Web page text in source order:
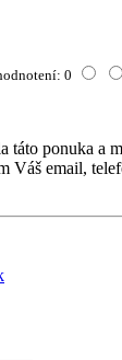
0
táto ponuka a
Váš email,